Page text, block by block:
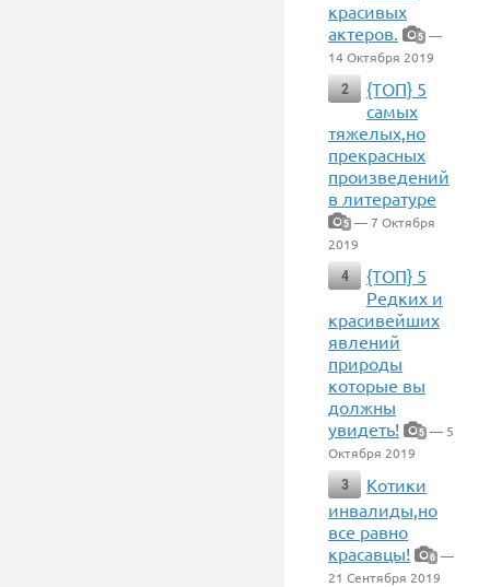
красивых
актеров.
5 —
14 Октября 2019
2
{ТОП} 5
самых
тяжелых,но
прекрасных
произведений
в литературе
5 — 7 Октября
2019
4
{ТОП} 5
Редких и
красивейших
явлений
природы
которые вы
должны
увидеть!
5 — 5
Октября 2019
3
Котики
инвалиды,но
все равно
красавцы!
6 —
21 Сентября 2019